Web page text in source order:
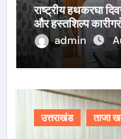
राष्ट्रीय हथकरघा
और हस्तशिल्प
admin
उत्तराखंड ताजा